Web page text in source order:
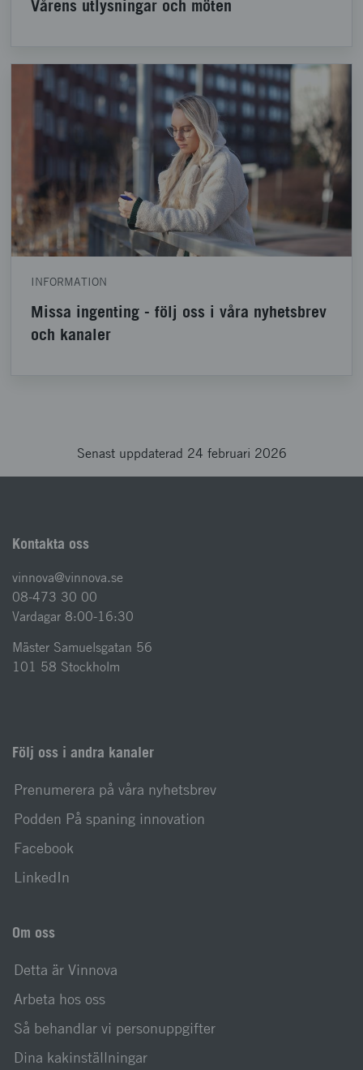
Vårens utlysningar och möten
INFORMATION
Missa ingenting - följ oss i våra nyhetsbrev
och kanaler
Senast uppdaterad 24 februari 2026
Kontakta oss
vinnova@vinnova.se
08-473 30 00
Vardagar 8:00-16:30
Mäster Samuelsgatan 56
101 58 Stockholm
Följ oss i andra kanaler
Prenumerera på våra nyhetsbrev
Podden På spaning innovation
Facebook
LinkedIn
Om oss
Detta är Vinnova
Arbeta hos oss
Så behandlar vi personuppgifter
Dina kakinställningar